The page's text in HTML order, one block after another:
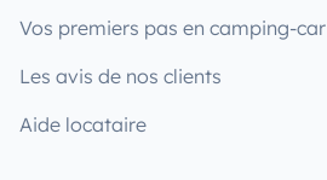
Vos premiers pas en camping-car
Les avis de nos clients
Aide locataire